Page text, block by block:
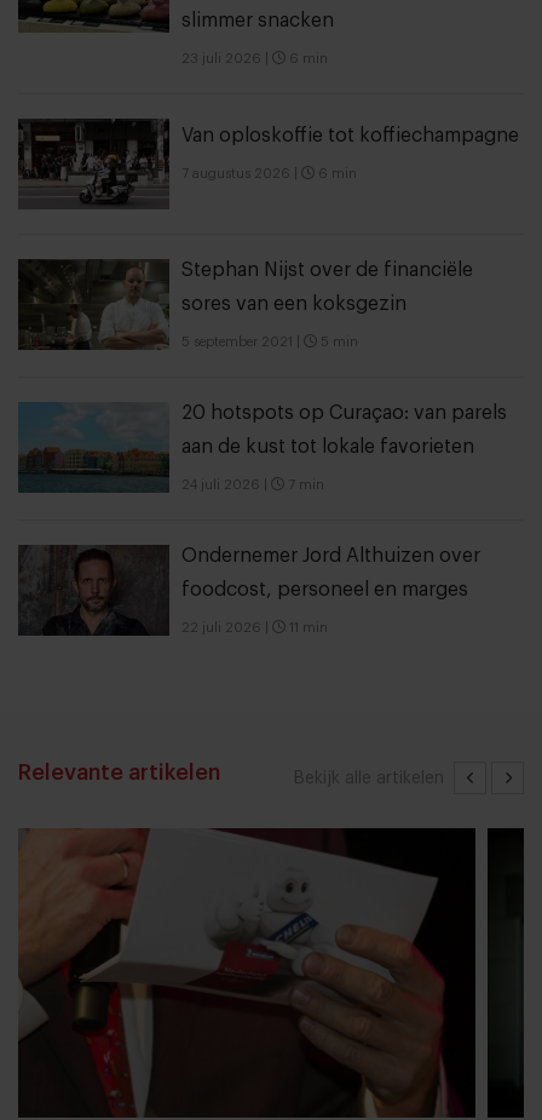
slimmer snacken
23 juli 2026 6 min
Van oploskoffie tot koffiechampagne
7 augustus 2026 6 min
Stephan Nijst over de financiële
sores van een koksgezin
5 september 2021 5 min
20 hotspots op Curaçao: van parels
aan de kust tot lokale favorieten
24 juli 2026 7 min
Ondernemer Jord Althuizen over
foodcost, personeel en marges
22 juli 2026 11 min
Bekijk alle artikelen
Relevante artikelen